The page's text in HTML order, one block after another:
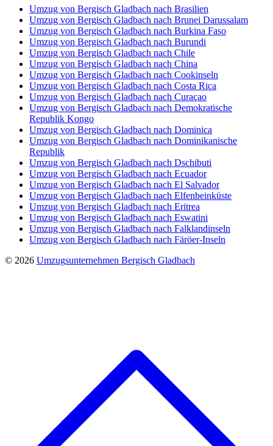
Umzug von Bergisch Gladbach nach Brasilien
Umzug von Bergisch Gladbach nach Brunei Darussalam
Umzug von Bergisch Gladbach nach Burkina Faso
Umzug von Bergisch Gladbach nach Burundi
Umzug von Bergisch Gladbach nach Chile
Umzug von Bergisch Gladbach nach China
Umzug von Bergisch Gladbach nach Cookinseln
Umzug von Bergisch Gladbach nach Costa Rica
Umzug von Bergisch Gladbach nach Curaçao
Umzug von Bergisch Gladbach nach Demokratische
Republik Kongo
Umzug von Bergisch Gladbach nach Dominica
Umzug von Bergisch Gladbach nach Dominikanische
Republik
Umzug von Bergisch Gladbach nach Dschibuti
Umzug von Bergisch Gladbach nach Ecuador
Umzug von Bergisch Gladbach nach El Salvador
Umzug von Bergisch Gladbach nach Elfenbeinküste
Umzug von Bergisch Gladbach nach Eritrea
Umzug von Bergisch Gladbach nach Eswatini
Umzug von Bergisch Gladbach nach Falklandinseln
Umzug von Bergisch Gladbach nach Färöer-Inseln
© 2026 Umzugsunternehmen Bergisch Gladbach